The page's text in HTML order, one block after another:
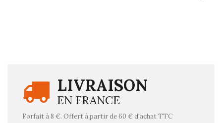
LIVRAISON
EN FRANCE
Forfait à 8 €. Offert à partir de 60 € d'achat TTC